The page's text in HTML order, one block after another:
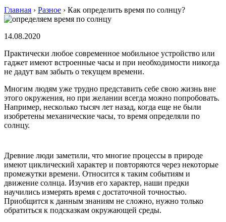
Главная › Разное › Как определить время по солнцу?
14.08.2020
Практически любое современное мобильное устройство или
гаджет имеют встроенные часы и при необходимости никогда
не дадут вам забыть о текущем времени.
Многим людям уже трудно представить себе свою жизнь вне
этого окружения, но при желании всегда можно попробовать.
Например, несколько тысяч лет назад, когда еще не были
изобретены механические часы, то время определяли по
солнцу.
Древние люди заметили, что многие процессы в природе
имеют циклический характер и повторяются через некоторые
промежутки времени. Относится к таким событиям и
движение солнца. Изучив его характер, наши предки
научились измерять время с достаточной точностью.
Приобщится к данным знаниям не сложно, нужно только
обратиться к подсказкам окружающей среды.